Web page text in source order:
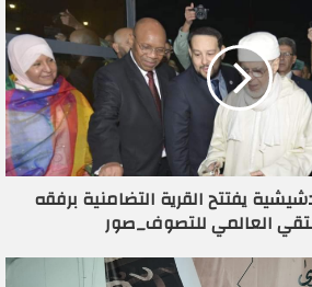
يفتتح القرية التضامنية برفقه
العالمي للتصوف_صور